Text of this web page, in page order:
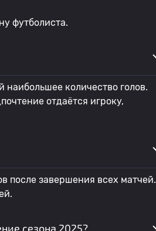
футболиста.
количество голов.
отдаётся игроку,
после завершения всех матчей.
сезона 2025?